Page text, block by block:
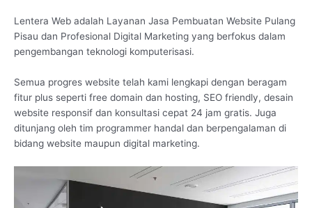
Lentera Web adalah Layanan Jasa Pembuatan Website Pulang
Pisau dan Profesional Digital Marketing yang berfokus dalam
pengembangan teknologi komputerisasi.
Semua progres website telah kami lengkapi dengan beragam
fitur plus seperti free domain dan hosting, SEO friendly, desain
website responsif dan konsultasi cepat 24 jam gratis. Juga
ditunjang oleh tim programmer handal dan berpengalaman di
bidang website maupun digital marketing.